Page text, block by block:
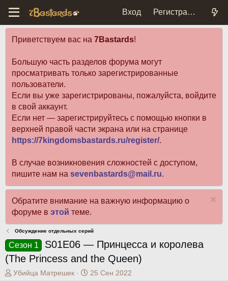
Вход Регистрация
Приветствуем вас на 7Bastards!
Большую часть разделов форума могут
просматривать только зарегистрированные
пользователи.
Если вы уже зарегистрированы, пожалуйста, войдите
в свой аккаунт.
Если нет — зарегистрируйтесь с помощью кнопки в
верхней правой части экрана или на странице
https://7kingdomsbastards.ru/register/.
В случае возникновения сложностей с доступом,
пишите нам на sevenbastards@mail.ru.
Обратите внимание на важную информацию о
форуме в этой теме.
Обсуждение отдельных серий
Сезон 1
S01E06 — Принцесса и королева
(The Princess and the Queen)
А
Убийца Матрешек
Д
25 Сен 2022